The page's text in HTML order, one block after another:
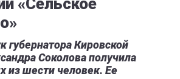
«Сельское
губернатора Кировской
Соколова получила
из шести человек. Ее